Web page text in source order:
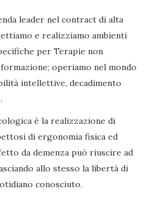
leader nel contract di alta
e realizziamo ambienti
per Terapie non
operiamo nel mondo
intellettive, decadimento
è la realizzazione di
di ergonomia fisica ed
da demenza può riuscire ad
allo stesso la libertà di
conosciuto.